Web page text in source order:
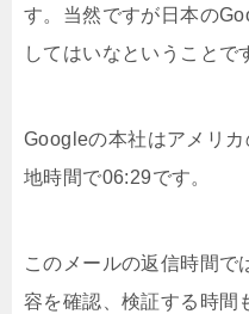
す。当然ですが日本の
してはいなということで
Googleの本社はアメリ
地時間で06:29です。
このメールの返信時間で
容を確認、検証する時間